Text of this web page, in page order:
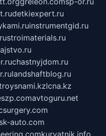
detkiexpert.ru
instrumentgid.ru
stroimaterials.ru
chastnyjdom.ru
landshaftblog.ru
lcna.kz
avtoguru.net
auto.com
kuryatnik.info